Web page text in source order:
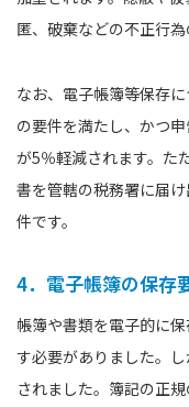
匿、破棄などの不正行為
なお、電子帳簿等保存
の要件を満たし、かつ
が5％軽減されます。た
書を管轄の税務署に届
件です。
4．電子帳簿の保存
帳簿や書類を電子的に
す必要がありました。
されました。簿記の正